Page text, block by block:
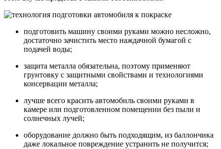
подготовить машину своими руками можно несложно,
достаточно зачистить место наждачной бумагой с
подачей воды;
защита металла обязательна, поэтому применяют
грунтовку с защитными свойствами и технологиями
консервации металла;
лучше всего красить автомобиль своими руками в
камере или подготовленном помещении без пыли и
солнечных лучей;
оборудование должно быть подходящим, из баллончика
даже локальное повреждение устранить не получится;